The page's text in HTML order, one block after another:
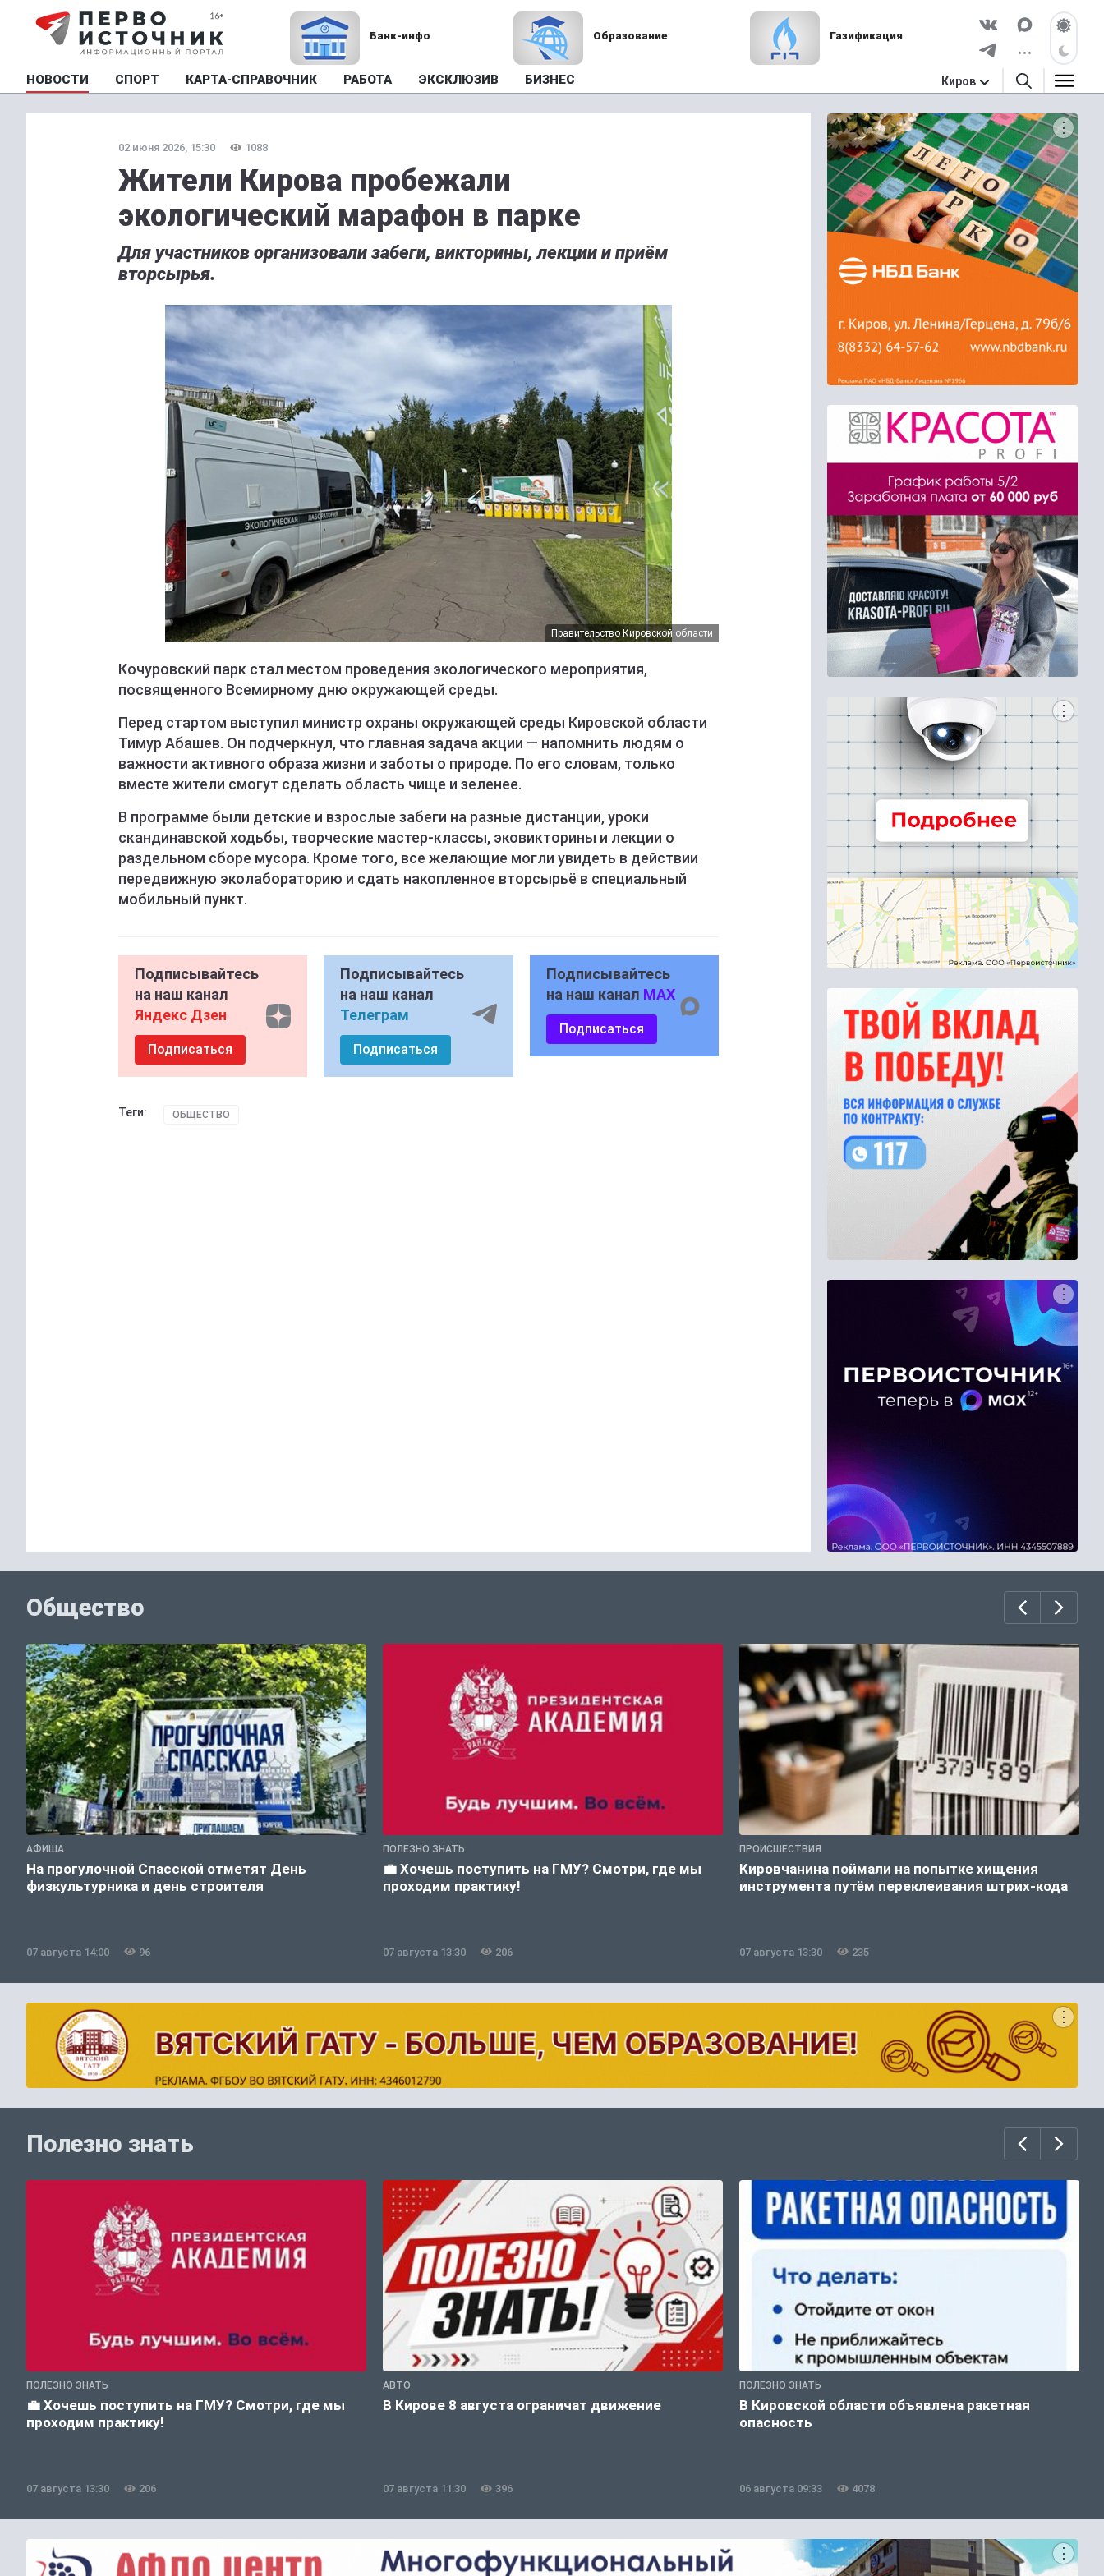
Банк-инфо Образование Газификация
НОВОСТИ СПОРТ КАРТА-СПРАВОЧНИК РАБОТА ЭКСКЛЮЗИВ БИЗНЕС Киров
02 июня 2026, 15:30 1088
Жители Кирова пробежали
экологический марафон в парке
Для участников организовали забеги, викторины, лекции и приём
вторсырья.
Правительство Кировской области
Кочуровский парк стал местом проведения экологического мероприятия,
посвященного Всемирному дню окружающей среды.
Перед стартом выступил министр охраны окружающей среды Кировской области
Тимур Абашев. Он подчеркнул, что главная задача акции — напомнить людям о
важности активного образа жизни и заботы о природе. По его словам, только
вместе жители смогут сделать область чище и зеленее.
В программе были детские и взрослые забеги на разные дистанции, уроки
скандинавской ходьбы, творческие мастер-классы, эковикторины и лекции о
раздельном сборе мусора. Кроме того, все желающие могли увидеть в действии
передвижную эколабораторию и сдать накопленное вторсырьё в специальный
мобильный пункт.
Подписывайтесь
на наш канал
Яндекс Дзен
Подписаться
Подписывайтесь
на наш канал
Телеграм
Подписаться
Подписывайтесь
на наш канал MAX
Подписаться
Теги: ОБЩЕСТВО
Общество
АФИША
На прогулочной Спасской отметят День
физкультурника и день строителя
07 августа 14:00 96
ПОЛЕЗНО ЗНАТЬ
💼 Хочешь поступить на ГМУ? Смотри, где мы
проходим практику!
07 августа 13:30 206
ПРОИСШЕСТВИЯ
Кировчанина поймали на попытке хищения
инструмента путём переклеивания штрих-кода
07 августа 13:30 235
Полезно знать
ПОЛЕЗНО ЗНАТЬ
💼 Хочешь поступить на ГМУ? Смотри, где мы
проходим практику!
07 августа 13:30 206
АВТО
В Кирове 8 августа ограничат движение
07 августа 11:30 396
ПОЛЕЗНО ЗНАТЬ
В Кировской области объявлена ракетная
опасность
06 августа 09:33 4078